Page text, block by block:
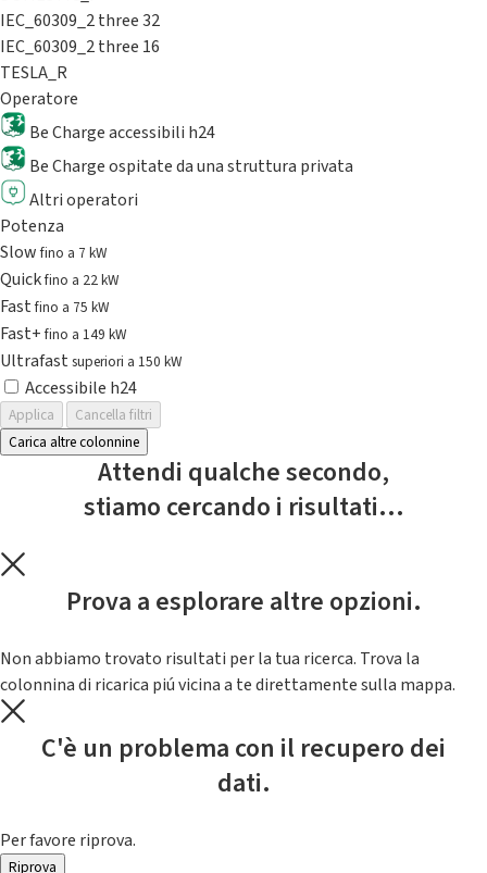
IEC_60309_2 three 32
IEC_60309_2 three 16
TESLA_R
Operatore
Be Charge accessibili h24
Be Charge ospitate da una struttura privata
Altri operatori
Potenza
Slowfino a 7 kW
Quickfino a 22 kW
Fastfino a 75 kW
Fast+fino a 149 kW
Ultrafast superiori a 150 kW
Accessibile h24
Applica
Cancella filtri
Carica altre colonnine
Attendi qualche secondo,
stiamo cercando i risultati...
Prova a esplorare altre opzioni.
Non abbiamo trovato risultati per la tua ricerca. Trova la
colonnina di ricarica piú vicina a te direttamente sulla mappa.
C'è un problema con il recupero dei
dati.
Per favore riprova.
Riprova